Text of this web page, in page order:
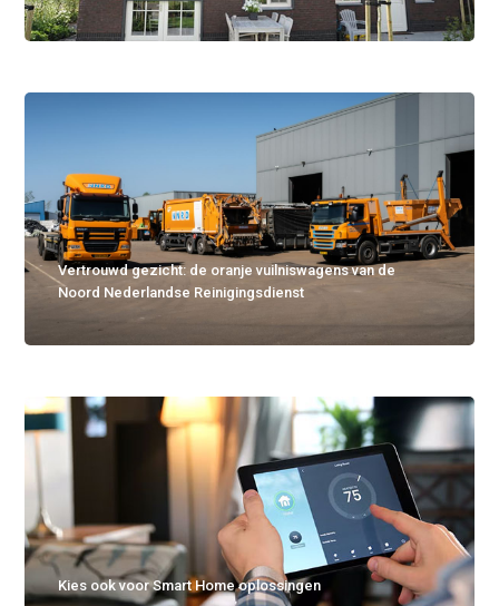
Vertrouwd gezicht: de oranje vuilniswagens van de
Noord Nederlandse Reinigingsdienst
Kies ook voor Smart Home oplossingen